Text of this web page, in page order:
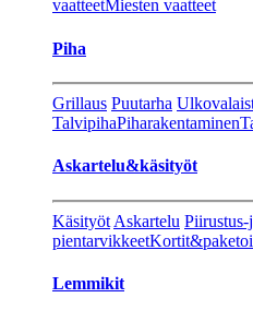
vaatteetMiesten vaatteet
Piha
Grillaus Puutarha
TalvipihaPiharakentaminen
Askartelu&käsityöt
Käsityöt Askartelu Piirustus-
pientarvikkeet
Lemmikit